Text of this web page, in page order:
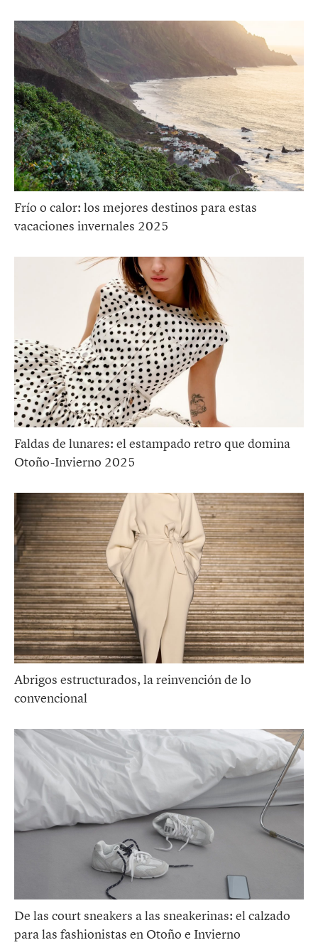
Frío o calor: los mejores destinos para estas
vacaciones invernales 2025
Faldas de lunares: el estampado retro que domina
Otoño-Invierno 2025
Abrigos estructurados, la reinvención de lo
convencional
De las court sneakers a las sneakerinas: el calzado
para las fashionistas en Otoño e Invierno